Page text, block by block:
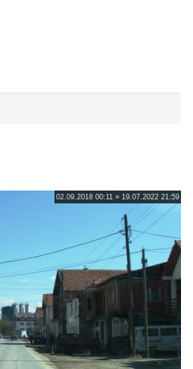
02.09.2018 00:11 » 19.07.2022 21:59